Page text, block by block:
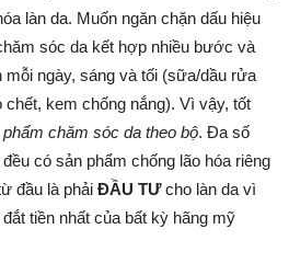
làn da. Muốn ngăn chặn dấu hiệu
sóc da kết hợp nhiều bước và
mỗi ngày, sáng và tối (sữa/dầu rửa
chết, kem chống nắng). Vì vậy, tốt
chăm sóc da theo bộ. Đa số
có sản phẩm chống lão hóa riêng
đầu là phải ĐẦU TƯcho làn da vì
tiền nhất của bất kỳ hãng mỹ